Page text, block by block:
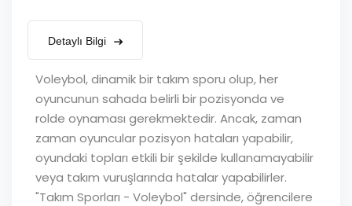
Detaylı Bilgi
Voleybol, dinamik bir takım sporu olup, her
oyuncunun sahada belirli bir pozisyonda ve
rolde oynaması gerekmektedir. Ancak, zaman
zaman oyuncular pozisyon hataları yapabilir,
oyundaki topları etkili bir şekilde kullanamayabilir
veya takım vuruşlarında hatalar yapabilirler.
"Takım Sporları - Voleybol" dersinde, öğrencilere